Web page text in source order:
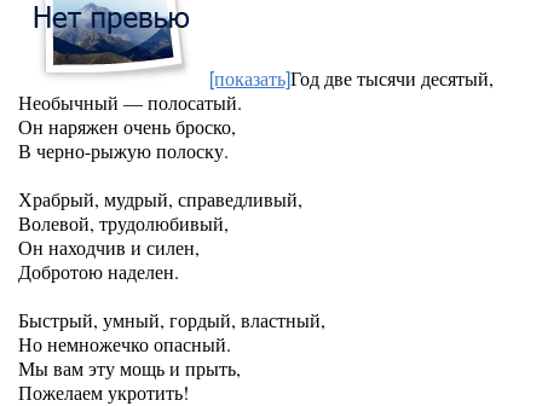
[показать]Год две тысячи десятый,
Необычный — полосатый.
Он наряжен очень броско,
В черно-рыжую полоску.
Храбрый, мудрый, справедливый,
Волевой, трудолюбивый,
Он находчив и силен,
Добротою наделен.
Быстрый, умный, гордый, властный,
Но немножечко опасный.
Мы вам эту мощь и прыть,
Пожелаем укротить!